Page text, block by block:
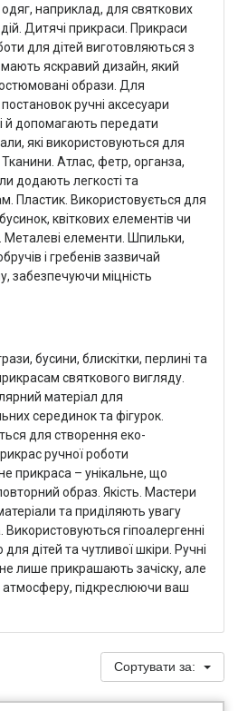
наприклад, для святкових
Дитячі прикраси. Прикраси
для дітей виготовляються з
мають яскравий дизайн, який
образи. Для
ручні аксесуари
й допомагають передати
які використовуються для
Атлас, фетр, органза,
додають легкості та
Пластик. Використовується для
квіткових елементів чи
Металеві елементи. Шпильки,
і гребенів зазвичай
забезпечуючи міцність
бусини, блискітки, перлині та
святкового вигляду.
матеріал для
серединок та фігурок.
для створення еко-
ручної роботи
прикраса – унікальне, що
образ. Якість. Мастери
та приділяють увагу
Використовуються гіпоалергенні
дітей та чутливої ​​шкіри. Ручні
лише прикрашають зачіску, але
підкреслюючи ваш
Сортувати за: